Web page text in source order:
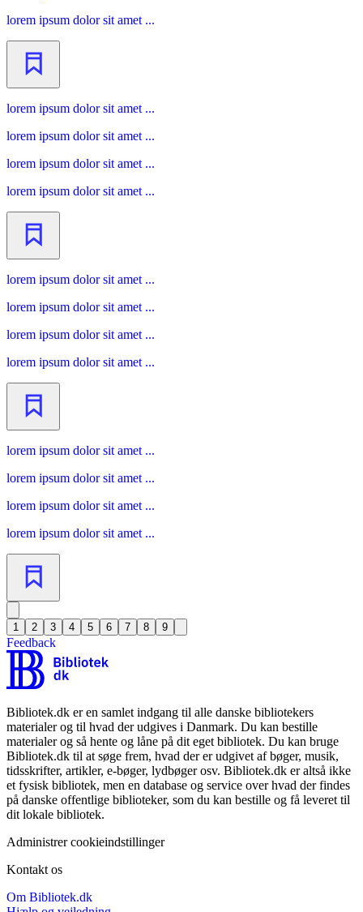
lorem ipsum dolor sit amet ...
lorem ipsum dolor sit amet ...
lorem ipsum dolor sit amet ...
lorem ipsum dolor sit amet ...
lorem ipsum dolor sit amet ...
lorem ipsum dolor sit amet ...
lorem ipsum dolor sit amet ...
lorem ipsum dolor sit amet ...
lorem ipsum dolor sit amet ...
lorem ipsum dolor sit amet ...
lorem ipsum dolor sit amet ...
lorem ipsum dolor sit amet ...
lorem ipsum dolor sit amet ...
1 2 3 4 5 6 7 8 9
Feedback
Bibliotek.dk er en samlet indgang til alle danske bibliotekers
materialer og til hvad der udgives i Danmark. Du kan bestille
materialer og så hente og låne på dit eget bibliotek. Du kan bruge
Bibliotek.dk til at søge frem, hvad der er udgivet af bøger, musik,
tidsskrifter, artikler, e-bøger, lydbøger osv. Bibliotek.dk er altså ikke
et fysisk bibliotek, men en database og service over hvad der findes
på danske offentlige biblioteker, som du kan bestille og få leveret til
dit lokale bibliotek.
Administrer cookieindstillinger
Kontakt os
Om Bibliotek.dk